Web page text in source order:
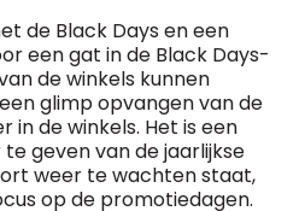
de Black Days en een
een gat in de Black Days-
de winkels kunnen
glimp opvangen van de
de winkels. Het is een
geven van de jaarlijkse
weer te wachten staat,
op de promotiedagen.
(digital)